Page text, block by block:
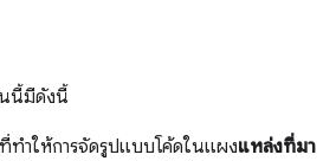
นี้มีดังนี้
ทำให้การจัดรูปแบบโค้ดในแผงแหล่งที่มา